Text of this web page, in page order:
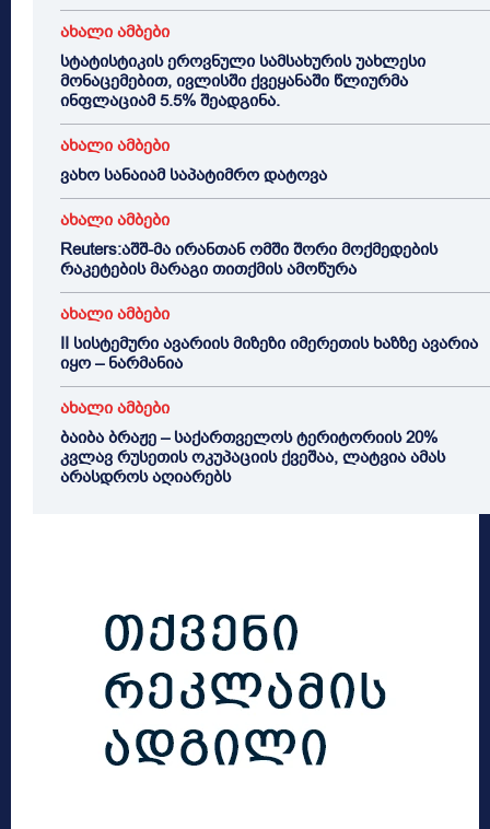
ახალი ამბები
სტატისტიკის ეროვნული სამსახურის უახლესი
მონაცემებით, ივლისში ქვეყანაში წლიურმა
ინფლაციამ 5.5% შეადგინა.
ახალი ამბები
ვახო სანაიამ საპატიმრო დატოვა
ახალი ამბები
Reuters:აშშ-მა ირანთან ომში შორი მოქმედების
რაკეტების მარაგი თითქმის ამოწურა
ახალი ამბები
II სისტემური ავარიის მიზეზი იმერეთის ხაზზე ავარია
იყო – ნარმანია
ახალი ამბები
ბაიბა ბრაჟე – საქართველოს ტერიტორიის 20%
კვლავ რუსეთის ოკუპაციის ქვეშაა, ლატვია ამას
არასდროს აღიარებს